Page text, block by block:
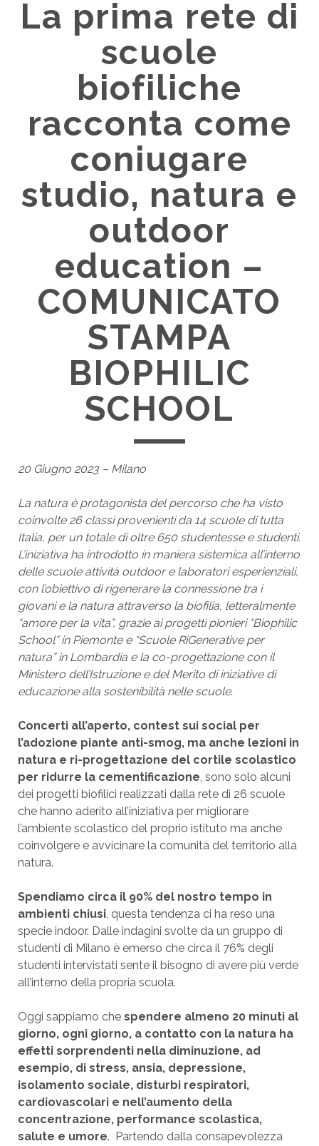
La prima rete di
scuole
biofiliche
racconta come
coniugare
studio, natura e
outdoor
education –
COMUNICATO
STAMPA
BIOPHILIC
SCHOOL
20 Giugno 2023 – Milano
La natura è protagonista del percorso che ha visto
coinvolte 26 classi provenienti da 14 scuole di tutta
Italia, per un totale di oltre 650 studentesse e studenti.
L’iniziativa ha introdotto in maniera sistemica all’interno
delle scuole attività outdoor e laboratori esperienziali,
con l’obiettivo di rigenerare la connessione tra i
giovani e la natura attraverso la biofilia, letteralmente
“amore per la vita”, grazie ai progetti pionieri “Biophilic
School” in Piemonte e “Scuole RiGenerative per
natura” in Lombardia e la co-progettazione con il
Ministero dell’Istruzione e del Merito di iniziative di
educazione alla sostenibilità nelle scuole.
Concerti all’aperto, contest sui social per
l’adozione piante anti-smog, ma anche lezioni in
natura e ri-progettazione del cortile scolastico
per ridurre la cementificazione, sono solo alcuni
dei progetti biofilici realizzati dalla rete di 26 scuole
che hanno aderito all’iniziativa per migliorare
l’ambiente scolastico del proprio istituto ma anche
coinvolgere e avvicinare la comunità del territorio alla
natura.
Spendiamo circa il 90% del nostro tempo in
ambienti chiusi, questa tendenza ci ha reso una
specie indoor. Dalle indagini svolte da un gruppo di
studenti di Milano è emerso che circa il 76% degli
studenti intervistati sente il bisogno di avere più verde
all’interno della propria scuola.
Oggi sappiamo che spendere almeno 20 minuti al
giorno, ogni giorno, a contatto con la natura ha
effetti sorprendenti nella diminuzione, ad
esempio, di stress, ansia, depressione,
isolamento sociale, disturbi respiratori,
cardiovascolari e nell’aumento della
concentrazione, performance scolastica,
salute e umore. Partendo dalla consapevolezza